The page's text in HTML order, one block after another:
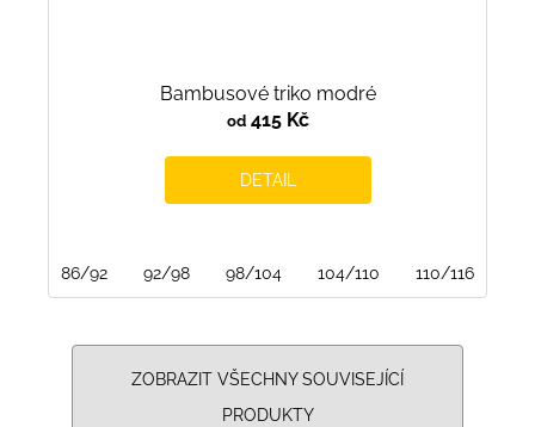
Bambusové triko modré
od415 Kč
DETAIL
86/92 92/98 98/104 104/110 110/116
ZOBRAZIT VŠECHNY SOUVISEJÍCÍ
PRODUKTY